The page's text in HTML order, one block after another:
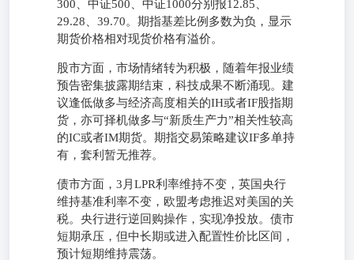
300、中证500、中证1000分别报12.85、
29.28、39.70。期指基差比例多数为负，显示
期货价格相对现货价格有溢价。
股市方面，市场情绪转为积极，随着年报业绩
预告密集披露期结束，科技成果不断涌现。建
议逢低做多与经济高度相关的IH或者IF股指期
货，亦可择机做多与“新质生产力”相关性较高
的IC或者IM期货。期指交易策略建议IF多单持
有，套利暂无推荐。
债市方面，3月LPR利率维持不变，英国央行
维持基准利率不变，欧盟考虑推迟对美国的关
税。央行进行逆回购操作，实现净投放。债市
短期承压，但中长期或进入配置性价比区间，
预计短期维持震荡。